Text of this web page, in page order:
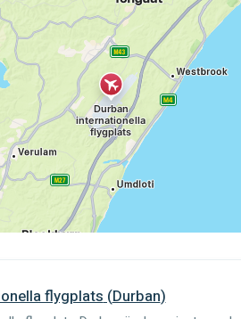
flygplats (Durban)